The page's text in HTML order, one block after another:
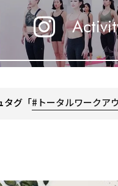
タグ「#トータルワークア